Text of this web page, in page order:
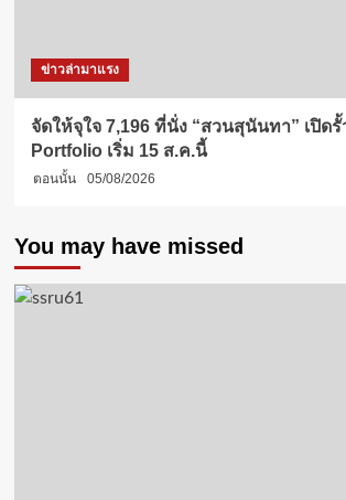
ข่าวล่ามาแรง
จัดให้จุใจ 7,196 ที่นั่ง “สวนสุนันทา” เปิด
Portfolio เริ่ม 15 ส.ค.นี้
ตอนนั้น 05/08/2026
You may have missed